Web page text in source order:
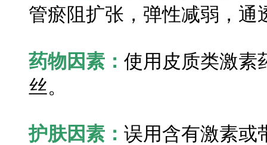
管瘀阻扩张，弹性减弱，
药物因素： 使用皮质类激素
丝。
护肤因素： 误用含有激素或